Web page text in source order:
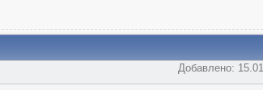
Добавлено: